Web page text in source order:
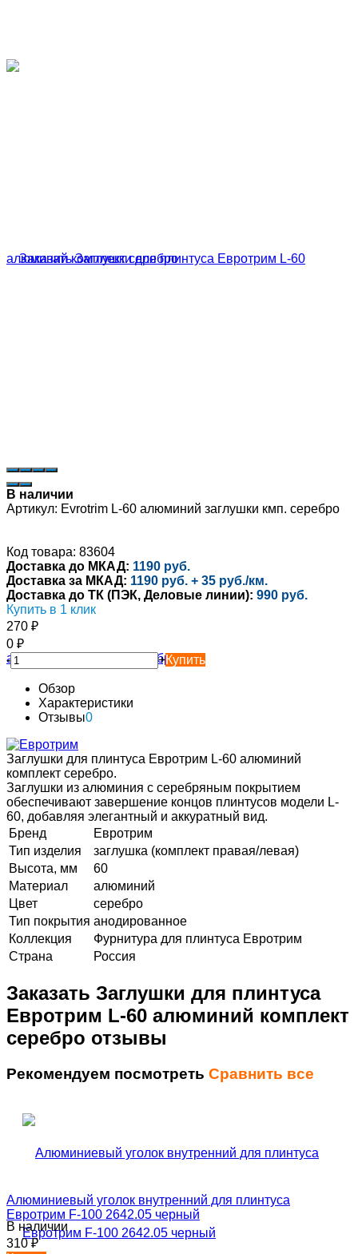
В наличии
Артикул: Evrotrim L-60 алюминий заглушки кмп. серебро
Код товара: 83604
Доставка до МКАД: 1190 руб.
Доставка за МКАД: 1190 руб. + 35 руб./км.
Доставка до ТК (ПЭК, Деловые линии): 990 руб.
Купить в 1 клик
270 ₽
0 ₽
-
+Купить
Обзор
Характеристики
Отзывы0
Заглушки для плинтуса Евротрим L-60 алюминий
комплект серебро.
Заглушки из алюминия с серебряным покрытием
обеспечивают завершение концов плинтусов модели L-
60, добавляя элегантный и аккуратный вид.
Бренд
Евротрим
Тип изделия
заглушка (комплект правая/левая)
Высота, мм
60
Материал
алюминий
Цвет
серебро
Тип покрытия анодированное
Коллекция
Фурнитура для плинтуса Евротрим
Страна
Россия
Заказать Заглушки для плинтуса
Евротрим L-60 алюминий комплект
серебро отзывы
Рекомендуем посмотреть Сравнить все
Алюминиевый уголок внутренний для плинтуса
Евротрим F-100 2642.05 черный
В наличии
310₽